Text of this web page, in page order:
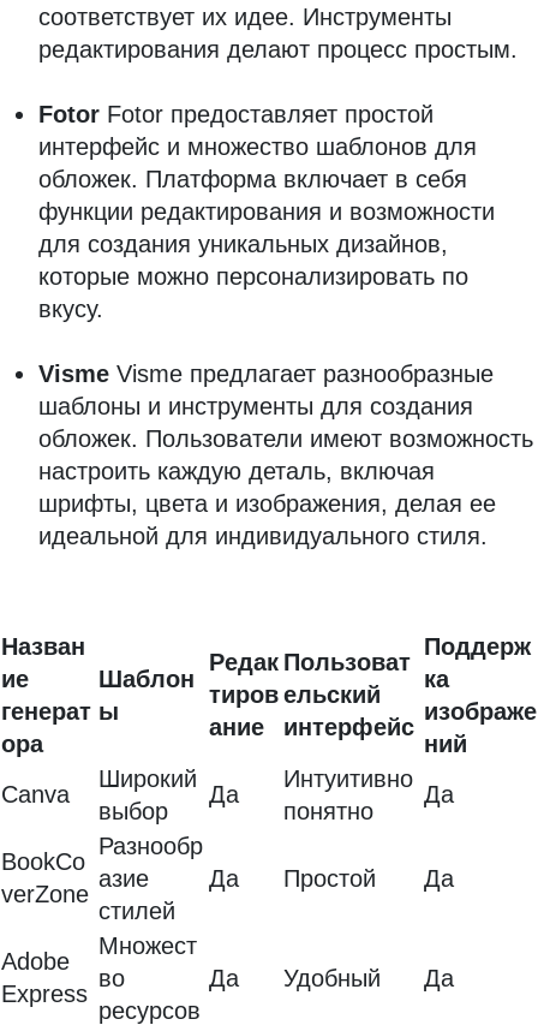
соответствует их идее. Инструменты
редактирования делают процесс простым.
Fotor Fotor предоставляет простой
интерфейс и множество шаблонов для
обложек. Платформа включает в себя
функции редактирования и возможности
для создания уникальных дизайнов,
которые можно персонализировать по
вкусу.
Visme Visme предлагает разнообразные
шаблоны и инструменты для создания
обложек. Пользователи имеют возможность
настроить каждую деталь, включая
шрифты, цвета и изображения, делая ее
идеальной для индивидуального стиля.
Назван
ие
генерат
ора
Шаблон
ы
Редак
тиров
ание
Пользоват
ельский
интерфейс
Поддерж
ка
изображе
ний
Canva
Широкий
выбор
Да
Интуитивно
понятно
Да
BookCo
verZone
Разнообр
азие
стилей
Да Простой Да
Adobe
Express
Множест
во
ресурсов
Да Удобный Да